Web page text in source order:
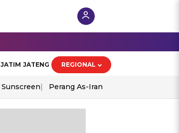
JATIM JATENG REGIONAL
Sunscreen Perang As-Iran